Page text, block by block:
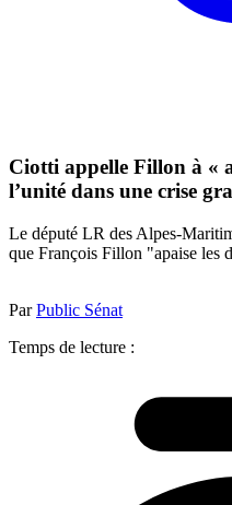
Ciotti appelle Fillon à «
l’unité dans une crise
Le député LR des Alpes-
que François Fillon "apaise les
ParPublic Sénat
Temps de lecture :